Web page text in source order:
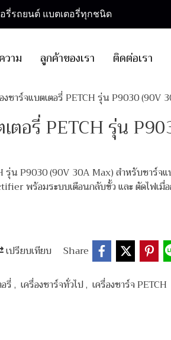
อรี่รถยนต์ แบตเตอรี่ทุกชนิด
วาม ลูกค้าของเรา ติดต่อเรา
งชาร์จแบตเตอรี่ PETCH รุ่น P9030 (90V
เตอรี่ PETCH รุ่น
รุ่น P9030 (90V 30A Max) สำหรับชาร์จ
พร้อมระบบเตือนกลับขั้ว และ ตัดไฟเมื่
เปรียบเทียบ Share
รี่, เครื่องชาร์จทั่วไป, เครื่องชาร์จ PETCH